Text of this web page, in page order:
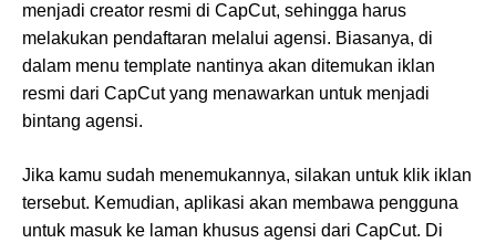
menjadi creator resmi di CapCut, sehingga harus
melakukan pendaftaran melalui agensi. Biasanya, di
dalam menu template nantinya akan ditemukan iklan
resmi dari CapCut yang menawarkan untuk menjadi
bintang agensi.
Jika kamu sudah menemukannya, silakan untuk klik iklan
tersebut. Kemudian, aplikasi akan membawa pengguna
untuk masuk ke laman khusus agensi dari CapCut. Di